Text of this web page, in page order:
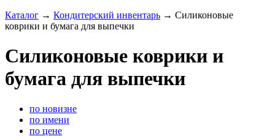
Каталог → Кондитерский инвентарь → Силиконовые
коврики и бумага для выпечки
Силиконовые коврики и
бумага для выпечки
по новизне
по имени
по цене